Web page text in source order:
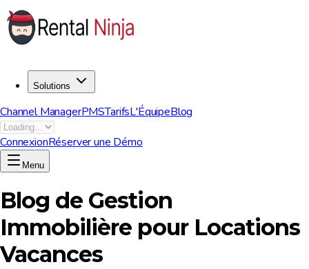
Solutions
Channel ManagerPMSTarifsL'ÉquipeBlog
ConnexionRéserver une Démo
Menu
Blog de Gestion
Immobilière pour Locations
Vacances